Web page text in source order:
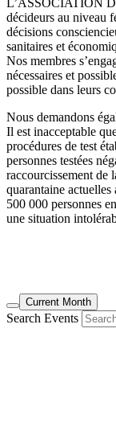
décideurs au niveau
décisions
sanitaires et
Nos membres
nécessaires et
possible dans leurs
Nous demandons
Il est inacceptable
procédures de test
personnes testées
raccourcissement de
quarantaine
500 000 personnes
une situation
Current Month
Search Events